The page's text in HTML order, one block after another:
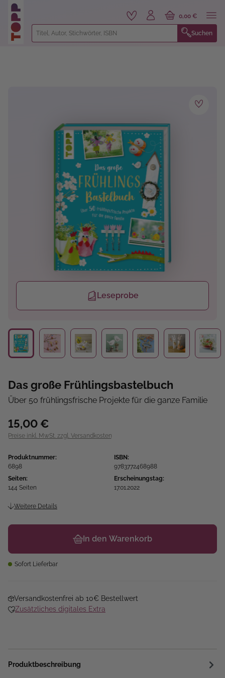
springen
Suchen
0,00 €
Leseprobe
Das große Frühlingsbastelbuch
Über 50 frühlingsfrische Projekte für die ganze Familie
15,00 €
Preise inkl. MwSt. zzgl. Versandkosten
Produktnummer:
6898
ISBN:
9783772468988
Seiten:
144 Seiten
Erscheinungstag:
17.01.2022
Weitere Details
In den Warenkorb
Sofort Lieferbar
Versandkostenfrei ab 10€ Bestellwert
Zusätzliches digitales Extra
Produktbeschreibung